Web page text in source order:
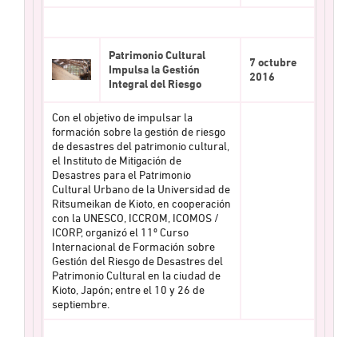
Patrimonio Cultural
Impulsa la Gestión
Integral del Riesgo
7 octubre
2016
Con el objetivo de impulsar la
formación sobre la gestión de riesgo
de desastres del patrimonio cultural,
el Instituto de Mitigación de
Desastres para el Patrimonio
Cultural Urbano de la Universidad de
Ritsumeikan de Kioto, en cooperación
con la UNESCO, ICCROM, ICOMOS /
ICORP, organizó el 11º Curso
Internacional de Formación sobre
Gestión del Riesgo de Desastres del
Patrimonio Cultural en la ciudad de
Kioto, Japón; entre el 10 y 26 de
septiembre.